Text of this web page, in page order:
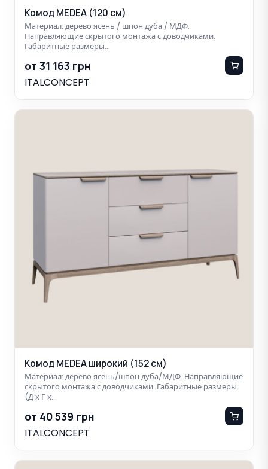
Комод MEDEA (120 см)
Материал: дерево ясень / шпон дуба / МДФ.
Направляющие скрытого монтажа с доводчиками.
Габаритные размеры…
от 31 163 грн
ITALCONCEPT
Комод MEDEA широкий (152 см)
Материал: дерево ясень/шпон дуба/МДФ. Направляющие
скрытого монтажа с доводчиками. Габаритные размеры
(Д х Г х…
от 40 539 грн
ITALCONCEPT